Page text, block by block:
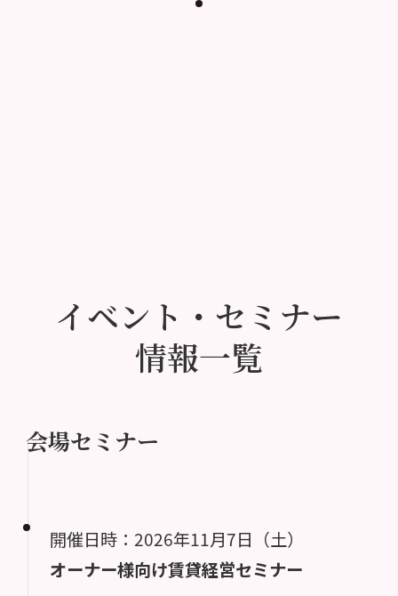
イベント・セミナー
情報一覧
会場セミナー
開催日時：2026年11月7日（土）
オーナー様向け賃貸経営セミナー